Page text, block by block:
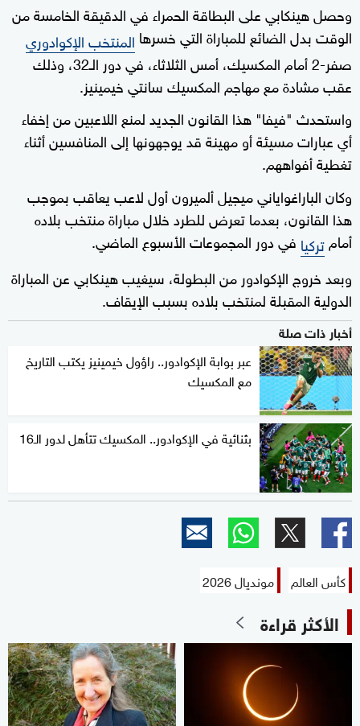
وحصل هينكابي على البطاقة الحمراء في الدقيقة الخامسة من
الوقت بدل الضائع للمباراة التي خسرها المنتخب الإكوادوري
صفر-2 أمام المكسيك، أمس الثلاثاء، في دور الـ32، وذلك
عقب مشادة مع مهاجم المكسيك سانتي خيمينيز.
واستحدث "فيفا" هذا القانون الجديد لمنع اللاعبين من إخفاء
أي عبارات مسيئة أو مهينة قد يوجهونها إلى المنافسين أثناء
تغطية أفواههم.
وكان الباراغواياني ميجيل ألميرون أول لاعب يعاقب بموجب
هذا القانون، بعدما تعرض للطرد خلال مباراة منتخب بلاده
أمامتركيا في دور المجموعات الأسبوع الماضي.
وبعد خروج الإكوادور من البطولة، سيغيب هينكابي عن المباراة
الدولية المقبلة لمنتخب بلاده بسبب الإيقاف.
أخبار ذات صلة
عبر بوابة الإكوادور.. راؤول خيمينيز يكتب التاريخ
مع المكسيك
بثنائية في الإكوادور.. المكسيك تتأهل لدور الـ16
كأس العالم مونديال 2026
الأكثر قراءة